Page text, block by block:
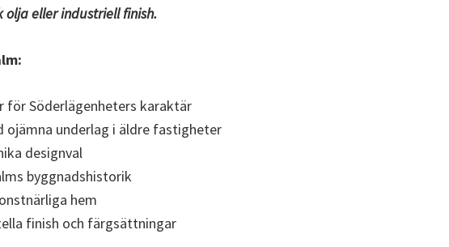
olja eller industriell finish.
för Söderlägenheters karaktär
ojämna underlag i äldre fastigheter
designval
byggnadshistorik
hem
finish och färgsättningar